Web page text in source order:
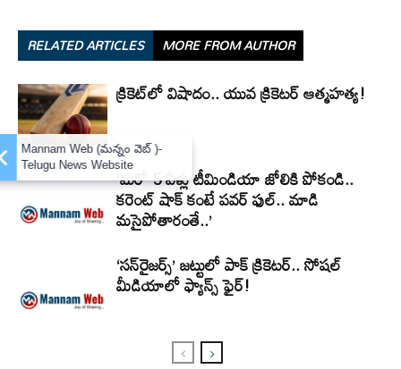
RELATED ARTICLES MORE FROM AUTHOR
క్రికెట్‌లో విషాదం.. యువ క్రికెటర్ ఆత్మహత్య!
‘మరో 5 ఏళ్లు టీమిండియా జోలికి పోకండి..
కరెంట్ షాక్ కంటే పవర్ ఫుల్.. మాడి
మసైపోతారంతే..’
‘సన్‌రైజర్స్‌’ జట్టులో పాక్‌ క్రికెటర్.. సోషల్
మీడియాలో ఫ్యాన్స్ ఫైర్!
×
Mannam Web (మన్నం వెబ్ )-
Telugu News Website